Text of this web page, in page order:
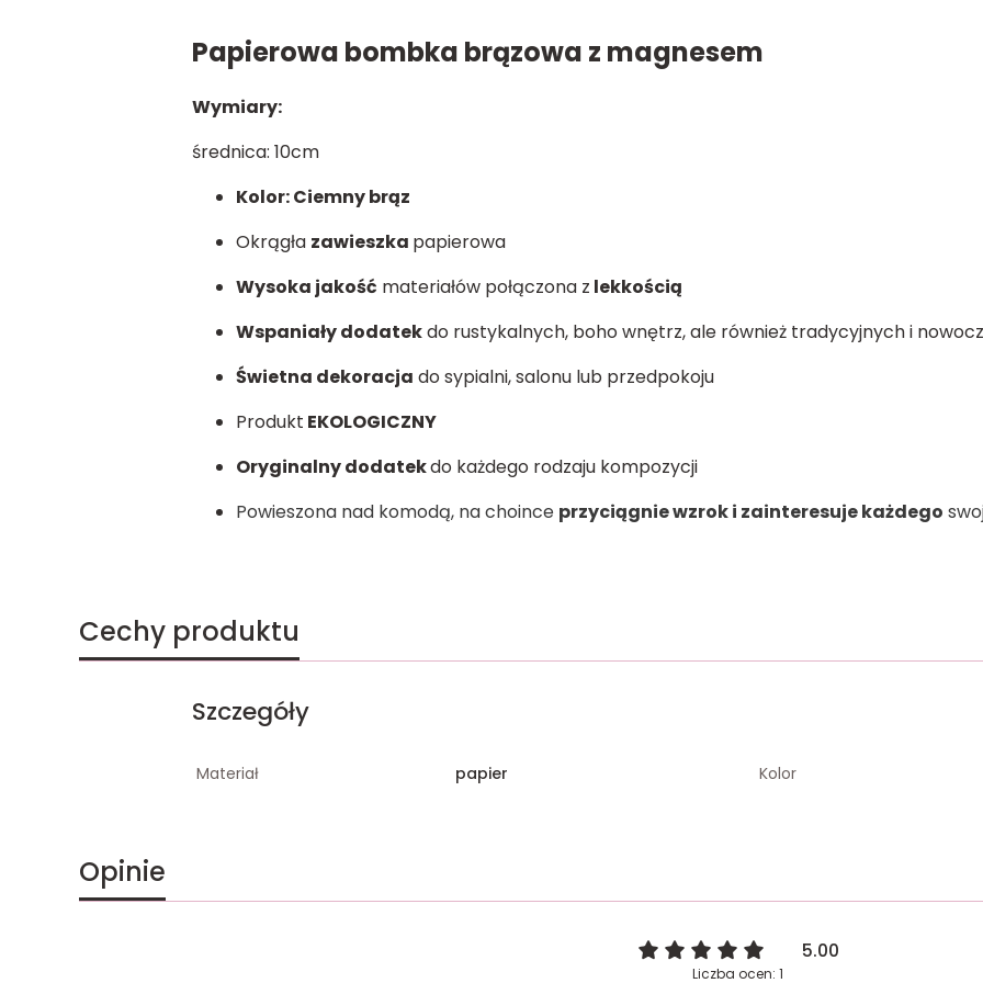
Papierowa bombka brązowa z magnesem
Wymiary:
średnica: 10cm
Kolor: Ciemny brąz
Okrągła zawieszka papierowa
Wysoka jakość materiałów połączona z lekkością
Wspaniały dodatekdo rustykalnych, boho wnętrz, ale również tradycyjnych i
Świetna dekoracja do sypialni, salonu lub przedpokoju
Produkt EKOLOGICZNY
Oryginalny dodatekdo każdego rodzaju kompozycji
Powieszona nad komodą, na choince przyciągnie wzrok i zainteresuje każdego
Cechy produktu
Szczegóły
Materiał papier Kolor
Opinie
5.00
Liczba ocen: 1